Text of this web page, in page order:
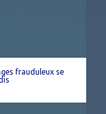
frauduleux se